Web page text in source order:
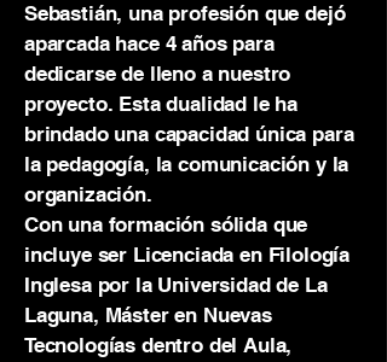
Sebastián, una profesión que dejó
aparcada hace 4 años para
dedicarse de lleno a nuestro
proyecto. Esta dualidad le ha
brindado una capacidad única para
la pedagogía, la comunicación y la
organización.
Con una formación sólida que
incluye ser Licenciada en Filología
Inglesa por la Universidad de La
Laguna, Máster en Nuevas
Tecnologías dentro del Aula,